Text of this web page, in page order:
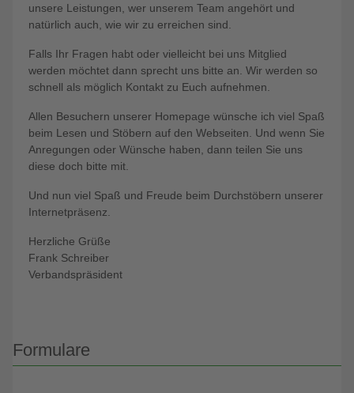
unsere Leistungen, wer unserem Team angehört und
natürlich auch, wie wir zu erreichen sind.
Falls Ihr Fragen habt oder vielleicht bei uns Mitglied
werden möchtet dann sprecht uns bitte an. Wir werden so
schnell als möglich Kontakt zu Euch aufnehmen.
Allen Besuchern unserer Homepage wünsche ich viel Spaß
beim Lesen und Stöbern auf den Webseiten. Und wenn Sie
Anregungen oder Wünsche haben, dann teilen Sie uns
diese doch bitte mit.
Und nun viel Spaß und Freude beim Durchstöbern unserer
Internetpräsenz.
Herzliche Grüße
Frank Schreiber
Verbandspräsident
Formulare